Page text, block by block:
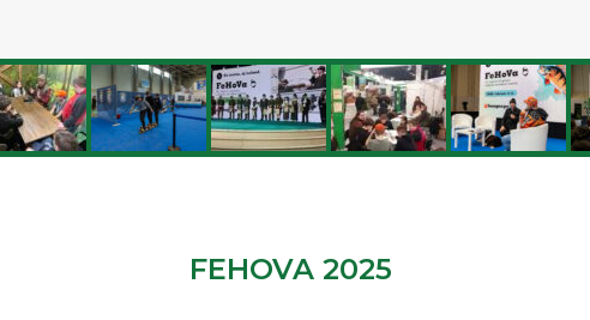
FEHOVA 2025